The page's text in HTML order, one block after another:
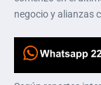
negocio y alianzas